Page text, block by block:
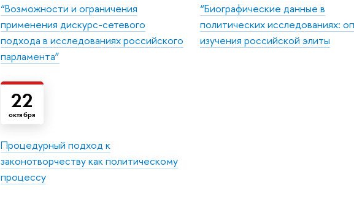
“Возможности и ограничения
применения дискурс-сетевого
подхода в исследованиях российского
парламента”
“Биографические данные в
политических исследованиях:
изучения российской элиты
22
октября
Процедурный подход к
законотворчеству как политическому
процессу